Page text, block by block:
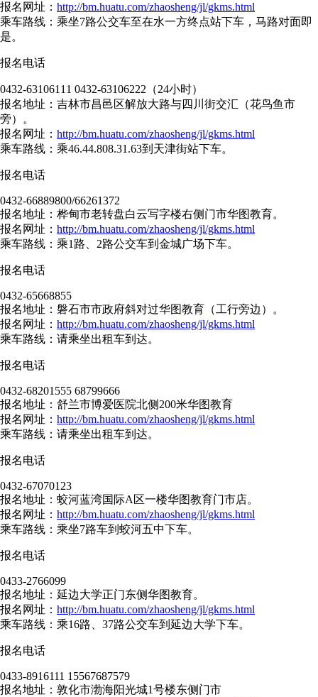
报名网址： http://bm.huatu.com/zhaosheng/jl/gkms.html
乘车路线：乘坐7路公交车至在水一方终点站下车，马路对面即
是。
报名电话
0432-63106111 0432-63106222（24小时）
报名地址：吉林市昌邑区解放大路与四川街交汇（花鸟鱼市
旁）。
报名网址： http://bm.huatu.com/zhaosheng/jl/gkms.html
乘车路线：乘46.44.808.31.63到天津街站下车。
报名电话
0432-66889800/66261372
报名地址：桦甸市老转盘白云写字楼右侧门市华图教育。
报名网址： http://bm.huatu.com/zhaosheng/jl/gkms.html
乘车路线：乘1路、2路公交车到金城广场下车。
报名电话
0432-65668855
报名地址：磐石市市政府斜对过华图教育（工行旁边）。
报名网址： http://bm.huatu.com/zhaosheng/jl/gkms.html
乘车路线：请乘坐出租车到达。
报名电话
0432-68201555 68799666
报名地址：舒兰市博爱医院北侧200米华图教育
报名网址： http://bm.huatu.com/zhaosheng/jl/gkms.html
乘车路线：请乘坐出租车到达。
报名电话
0432-67070123
报名地址：蛟河蓝湾国际A区一楼华图教育门市店。
报名网址： http://bm.huatu.com/zhaosheng/jl/gkms.html
乘车路线：乘坐7路车到蛟河五中下车。
报名电话
0433-2766099
报名地址：延边大学正门东侧华图教育。
报名网址： http://bm.huatu.com/zhaosheng/jl/gkms.html
乘车路线：乘16路、37路公交车到延边大学下车。
报名电话
0433-8916111 15567687579
报名地址：敦化市渤海阳光城1号楼东侧门市